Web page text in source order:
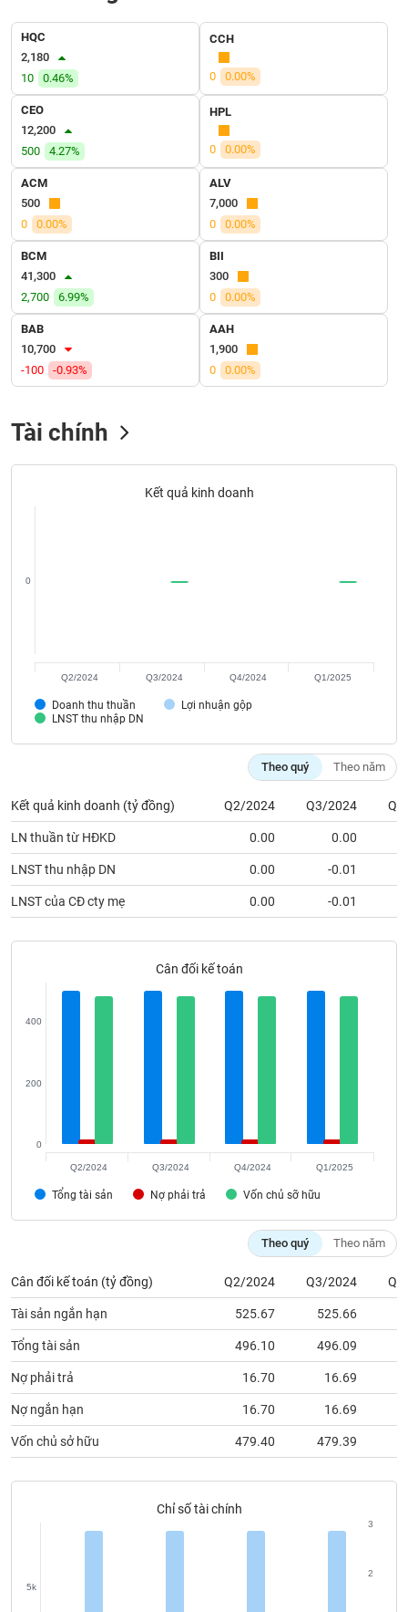
HQC
2,180
10
0.46%
CCH
0 0.00%
CEO
12,200
500
4.27%
HPL
0 0.00%
ACM
500
0
0.00%
ALV
7,000
0
0.00%
BCM
41,300
2,700
6.99%
BII
300
0
0.00%
BAB
10,700
-100
-0.93%
AAH
1,900
0
0.00%
Tài chính
Kết quả kinh doanh
Doanh thu thuần
Lợi nhuận gộp
LNST thu nhập DN
0
Q2/2024 Q3/2024 Q4/2024 Q1/2025
Theo quý Theo năm
Kết quả kinh doanh (tỷ đồng) Q2/2024 Q3/2024
LN thuần từ HĐKD 0.00 0.00
LNST thu nhập DN 0.00 -0.01
LNST của CĐ cty mẹ 0.00 -0.01
Cân đối kế toán
Tổng tài sản Nợ phải trả Vốn chủ sỡ hữu
0
200
400
Q2/2024 Q3/2024 Q4/2024 Q1/2025
Theo quý Theo năm
Cân đối kế toán (tỷ đồng) Q2/2024 Q3/2024
Tài sản ngắn hạn 525.67 525.66
Tổng tài sản 496.10 496.09
Nợ phải trả 16.70 16.69
Nợ ngắn hạn 16.70 16.69
Vốn chủ sở hữu 479.40 479.39
Chỉ số tài chính
5k
2
3
SỨC
KHỎE
TÀI
CHÍNH
CÔNG
THÔNG
TIN
TRUYỀN
BẤT
ĐỘNG
Mã
Tất cả Cổ phiếu Chỉ số Chứng chỉ quỹ Chứng
Lãnh
đạo
(-)
Tất cả Người nội bộ Người liên quan Cổ đông lớn
(-)
viết
Báo
cáo
Thuật
ngữ
(-)
Dịch
vụ
(-)